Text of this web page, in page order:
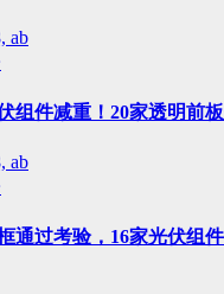
ab
组件减重！20家透明前
ab
通过考验，16家光伏组